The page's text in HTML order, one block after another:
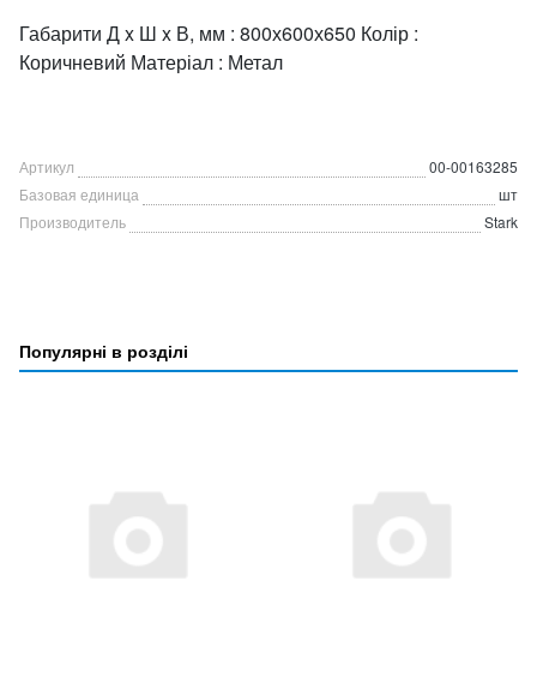
Габарити Д x Ш x В, мм : 800х600х650 Колір :
Коричневий Матеріал : Метал
Артикул
00-00163285
Базовая единица
шт
Производитель
Stark
Популярні в розділі